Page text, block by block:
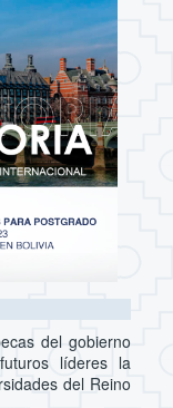
del gobierno
líderes la
del Reino